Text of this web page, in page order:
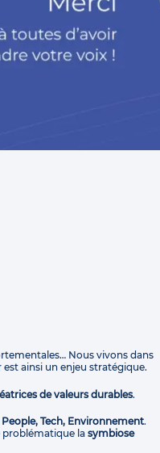
Nous vivons dans
ainsi un enjeu stratégique.
de valeurs durables.
People, Tech, Environnement.
la symbiose